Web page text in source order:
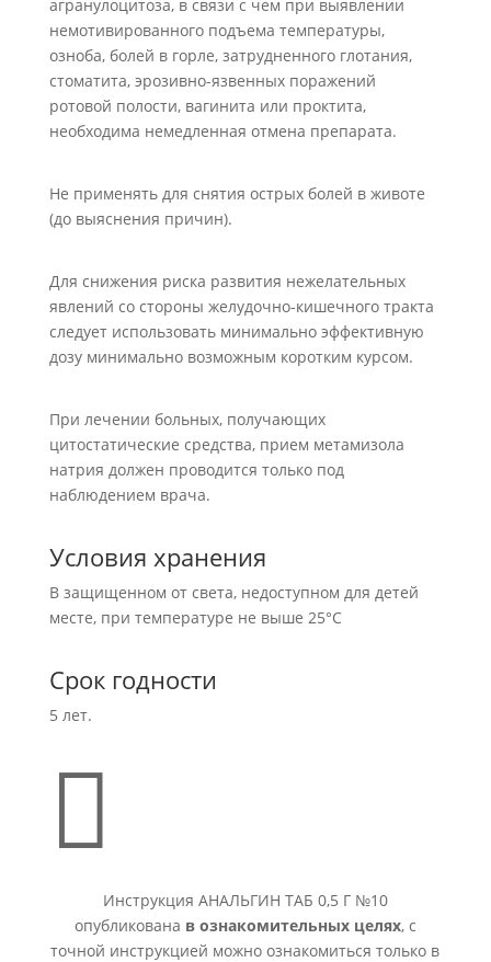
агранулоцитоза, в связи с чем при выявлении
немотивированного подъема температуры,
озноба, болей в горле, затрудненного глотания,
стоматита, эрозивно-язвенных поражений
ротовой полости, вагинита или проктита,
необходима немедленная отмена препарата.
Не применять для снятия острых болей в животе
(до выяснения причин).
Для снижения риска развития нежелательных
явлений со стороны желудочно-кишечного тракта
следует использовать минимально эффективную
дозу минимально возможным коротким курсом.
При лечении больных, получающих
цитостатические средства, прием метамизола
натрия должен проводится только под
наблюдением врача.
Условия хранения
В защищенном от света, недоступном для детей
месте, при температуре не выше 25°C
Срок годности
5 лет.

Инструкция АНАЛЬГИН ТАБ 0,5 Г №10
опубликована в ознакомительных целях, с
точной инструкцией можно ознакомиться только в